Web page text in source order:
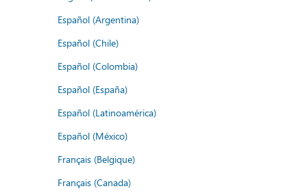
Español (Argentina)
Español (Chile)
Español (Colombia)
Español (España)
Español (Latinoamérica)
Español (México)
Français (Belgique)
Français (Canada)